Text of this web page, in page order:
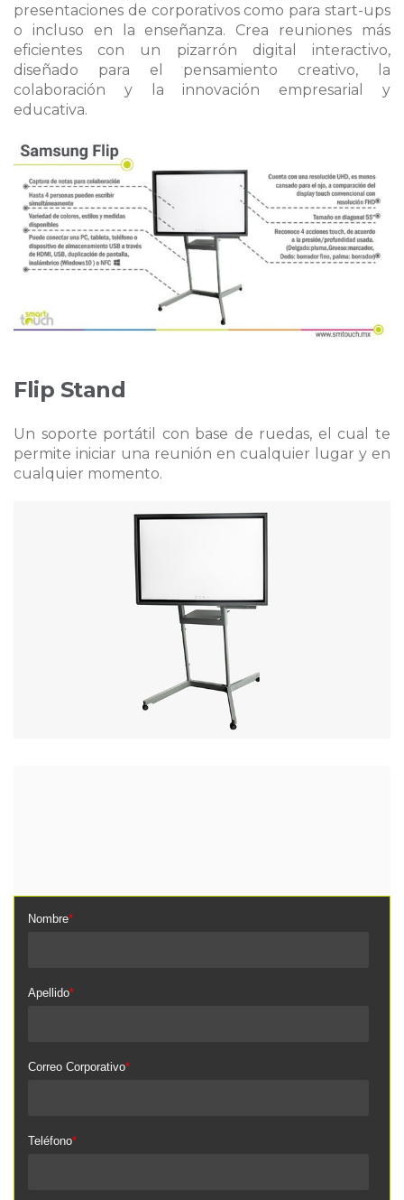
presentaciones de corporativos como para start-ups
o incluso en la enseñanza. Crea reuniones más
eficientes con un pizarrón digital interactivo,
diseñado para el pensamiento creativo, la
colaboración y la innovación empresarial y
educativa.
Flip Stand
Un soporte portátil con base de ruedas, el cual te
permite iniciar una reunión en cualquier lugar y en
cualquier momento.
Nombre*
Apellido*
Correo Corporativo*
Teléfono*